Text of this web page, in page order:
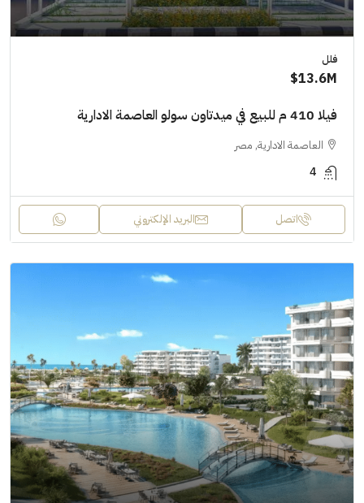
فلل
13.6M$
فيلا 410 م للبيع في ميدتاون سولو العاصمة الادارية
العاصمة الادارية, مصر
4
اتصل البريد الإلكتروني